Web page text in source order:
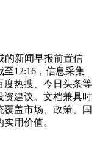
的新闻早报前置信
12:16，信息采集
度热搜、今日头条等
资建议。文档兼具时
盖市场、政策、国
用价值。